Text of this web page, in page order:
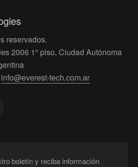
reservados.
2006 1° piso, Ciudad Autónoma
info@everest-tech.com.ar
boletín y reciba información